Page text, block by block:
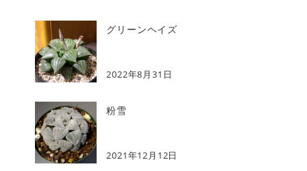
グリーンヘイズ
2022年8月31日
粉雪
2021年12月12日